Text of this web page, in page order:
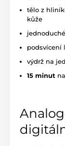
tělo z
kůže
podsvícení
výdrž na
15 minut